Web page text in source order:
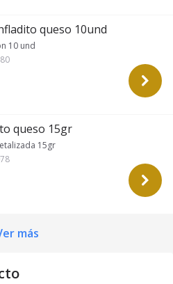
queso 10und
10 und
queso 15gr
15gr
más